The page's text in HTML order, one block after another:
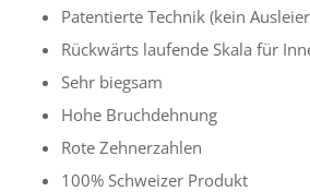
Patentierte Technik (kein
Rückwärts laufende Skala für
Sehr biegsam
Hohe Bruchdehnung
Rote Zehnerzahlen
100% Schweizer Produkt